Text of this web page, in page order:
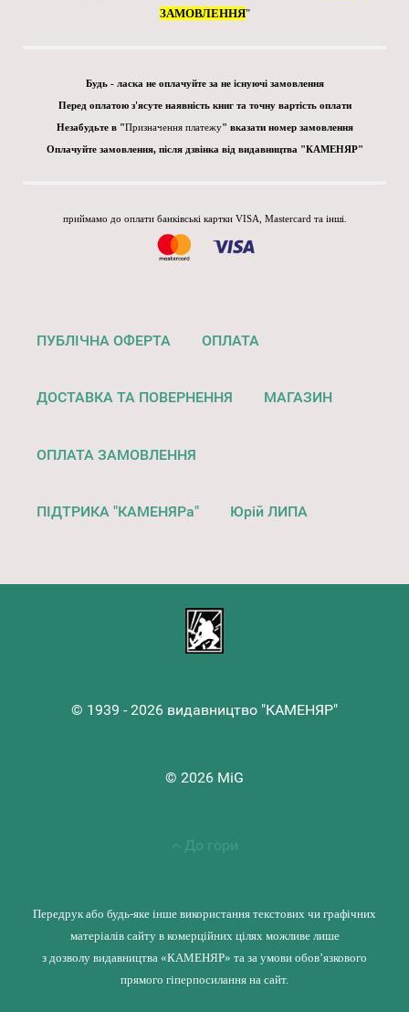
ЗАМОВЛЕННЯ"
Будь - ласка не оплачуйте за не існуючі замовлення
Перед оплатою з'ясуте наявність книг та точну вартість оплати
Незабудьте в "Призначення платежу" вказати номер замовлення
Оплачуйте замовлення, після дзвінка від видавництва "КАМЕНЯР"
приймамо до оплати банківські картки VISA, Mastercard та інші.
ПУБЛІЧНА ОФЕРТА ОПЛАТА
ДОСТАВКА ТА ПОВЕРНЕННЯ МАГАЗИН
ОПЛАТА ЗАМОВЛЕННЯ
ПІДТРИКА "КАМЕНЯРа" Юрій ЛИПА
© 1939 - 2026 видавництво "КАМЕНЯР"
© 2026 MiG
До гори
Передрук або будь-яке інше використання текстових чи графічних
матеріалів сайту в комерційних цілях можливе лише
з дозволу видавництва «КАМЕНЯР» та за умови обов’язкового
прямого гіперпосилання на сайт.